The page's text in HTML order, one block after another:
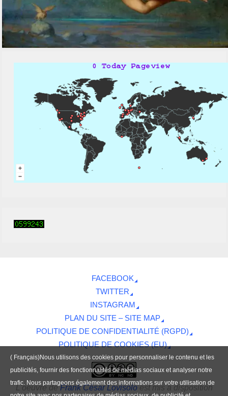
FACEBOOK
TWITTER
INSTAGRAM
PLAN DU SITE – SITE MAP
POLITIQUE DE CONFIDENTIALITÉ (RGPD)
POLITIQUE DE COOKIES (EU)
L'oeuvredeFrank César Lovisoloest mis à disposition
( Français)Nous utilisons des cookies pour personnaliser le contenu et les
publicités, fournir des fonctionnalités de médias sociaux et analyser notre
trafic. Nous partageons également des informations sur votre utilisation de